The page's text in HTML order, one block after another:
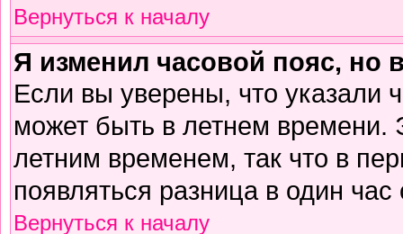
Вернуться к началу
Я изменил часовой пояс, но
Если вы уверены, что указали
может быть в летнем времени.
летним временем, так что в
появляться разница в один
Вернуться к началу